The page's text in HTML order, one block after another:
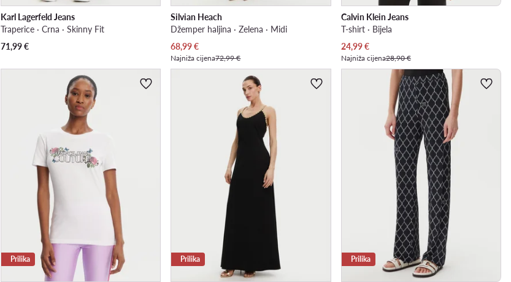
Karl Lagerfeld Jeans
Traperice · Crna · Skinny Fit
71,99€
Silvian Heach
Džemper haljina · Zelena · Midi
Trenutna cijena
68,99€
Najniža cijena72,99 €
Calvin Klein Jeans
T-shirt · Bijela
Trenutna cijena
24,99€
Najniža cijena28,90 €
Prilika Prilika Prilika